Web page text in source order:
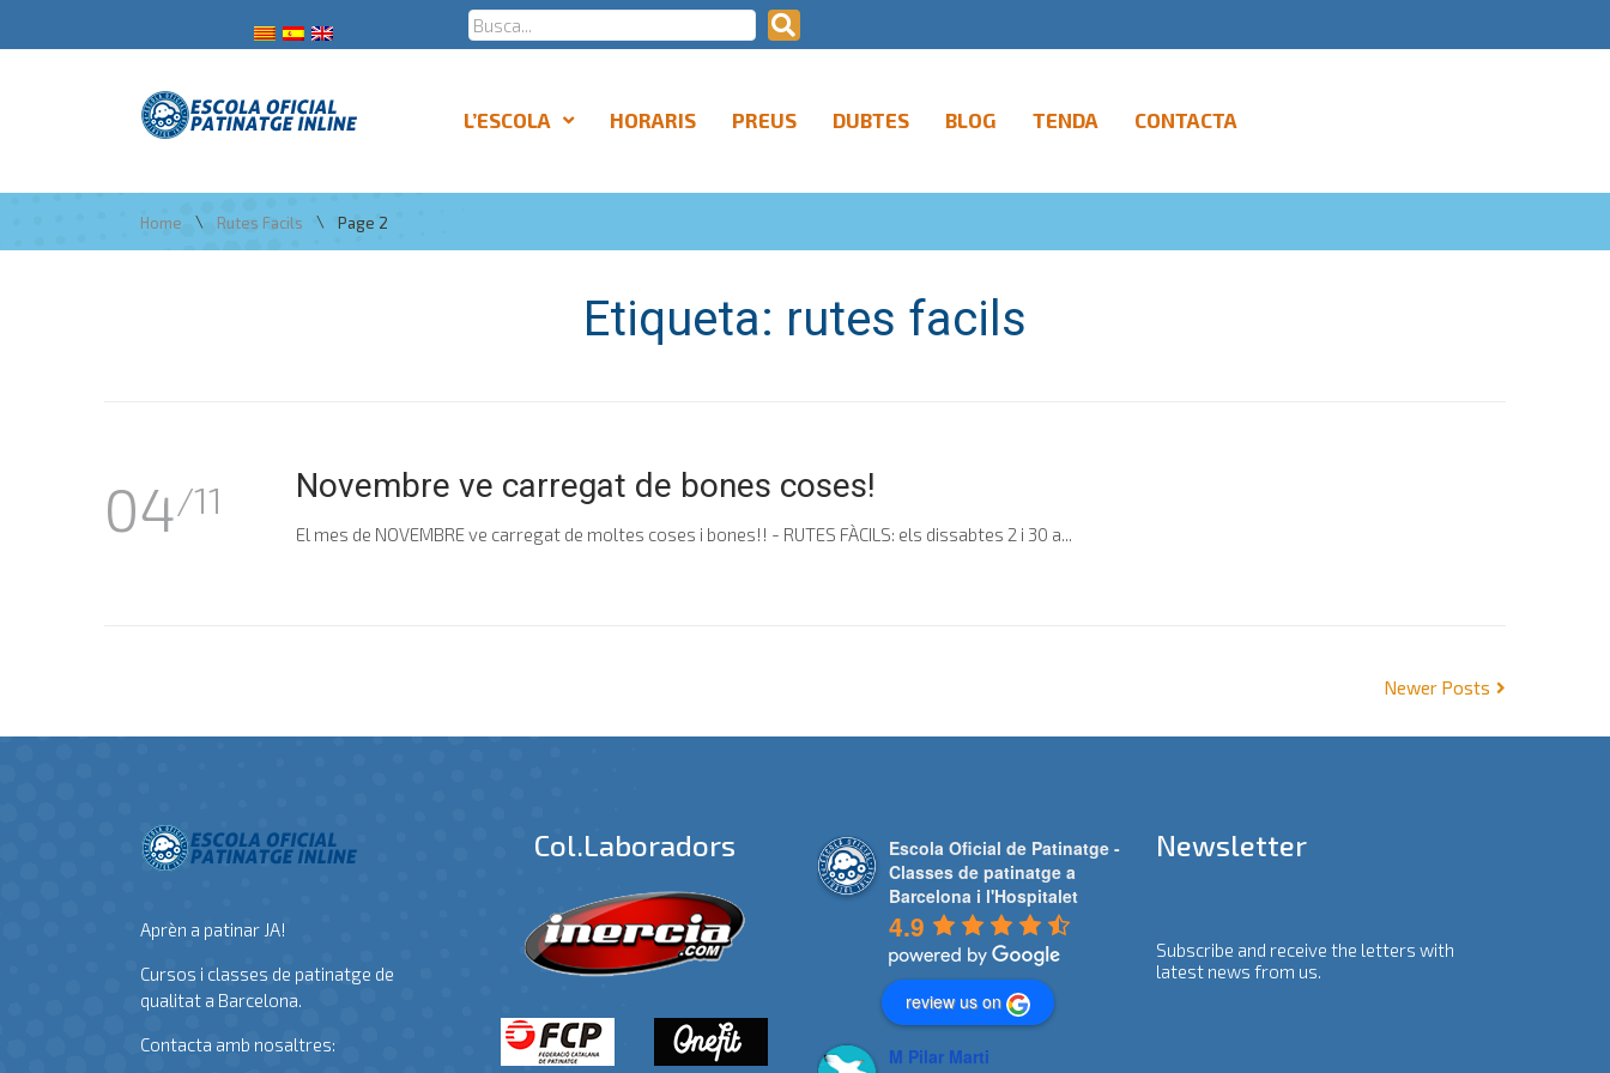
L’ESCOLA HORARIS PREUS DUBTES BLOG TENDA CONTACTA
Home \ Rutes Facils \ Page 2
Etiqueta: rutes facils
04/11 Novembre ve carregat de bones coses!
El mes de NOVEMBRE ve carregat de moltes coses i bones!! - RUTES FÀCILS: els dissabtes 2 i 30 a...
Newer Posts
Aprèn a patinar JA!
Cursos i classes de patinatge de
qualitat a Barcelona.
Contacta amb nosaltres:
Col.laboradors
Escola Oficial de Patinatge -
Classes de patinatge a
Barcelona i l'Hospitalet
4.9
review us on
M Pilar Marti
Newsletter
Subscribe and receive the letters with
latest news from us.